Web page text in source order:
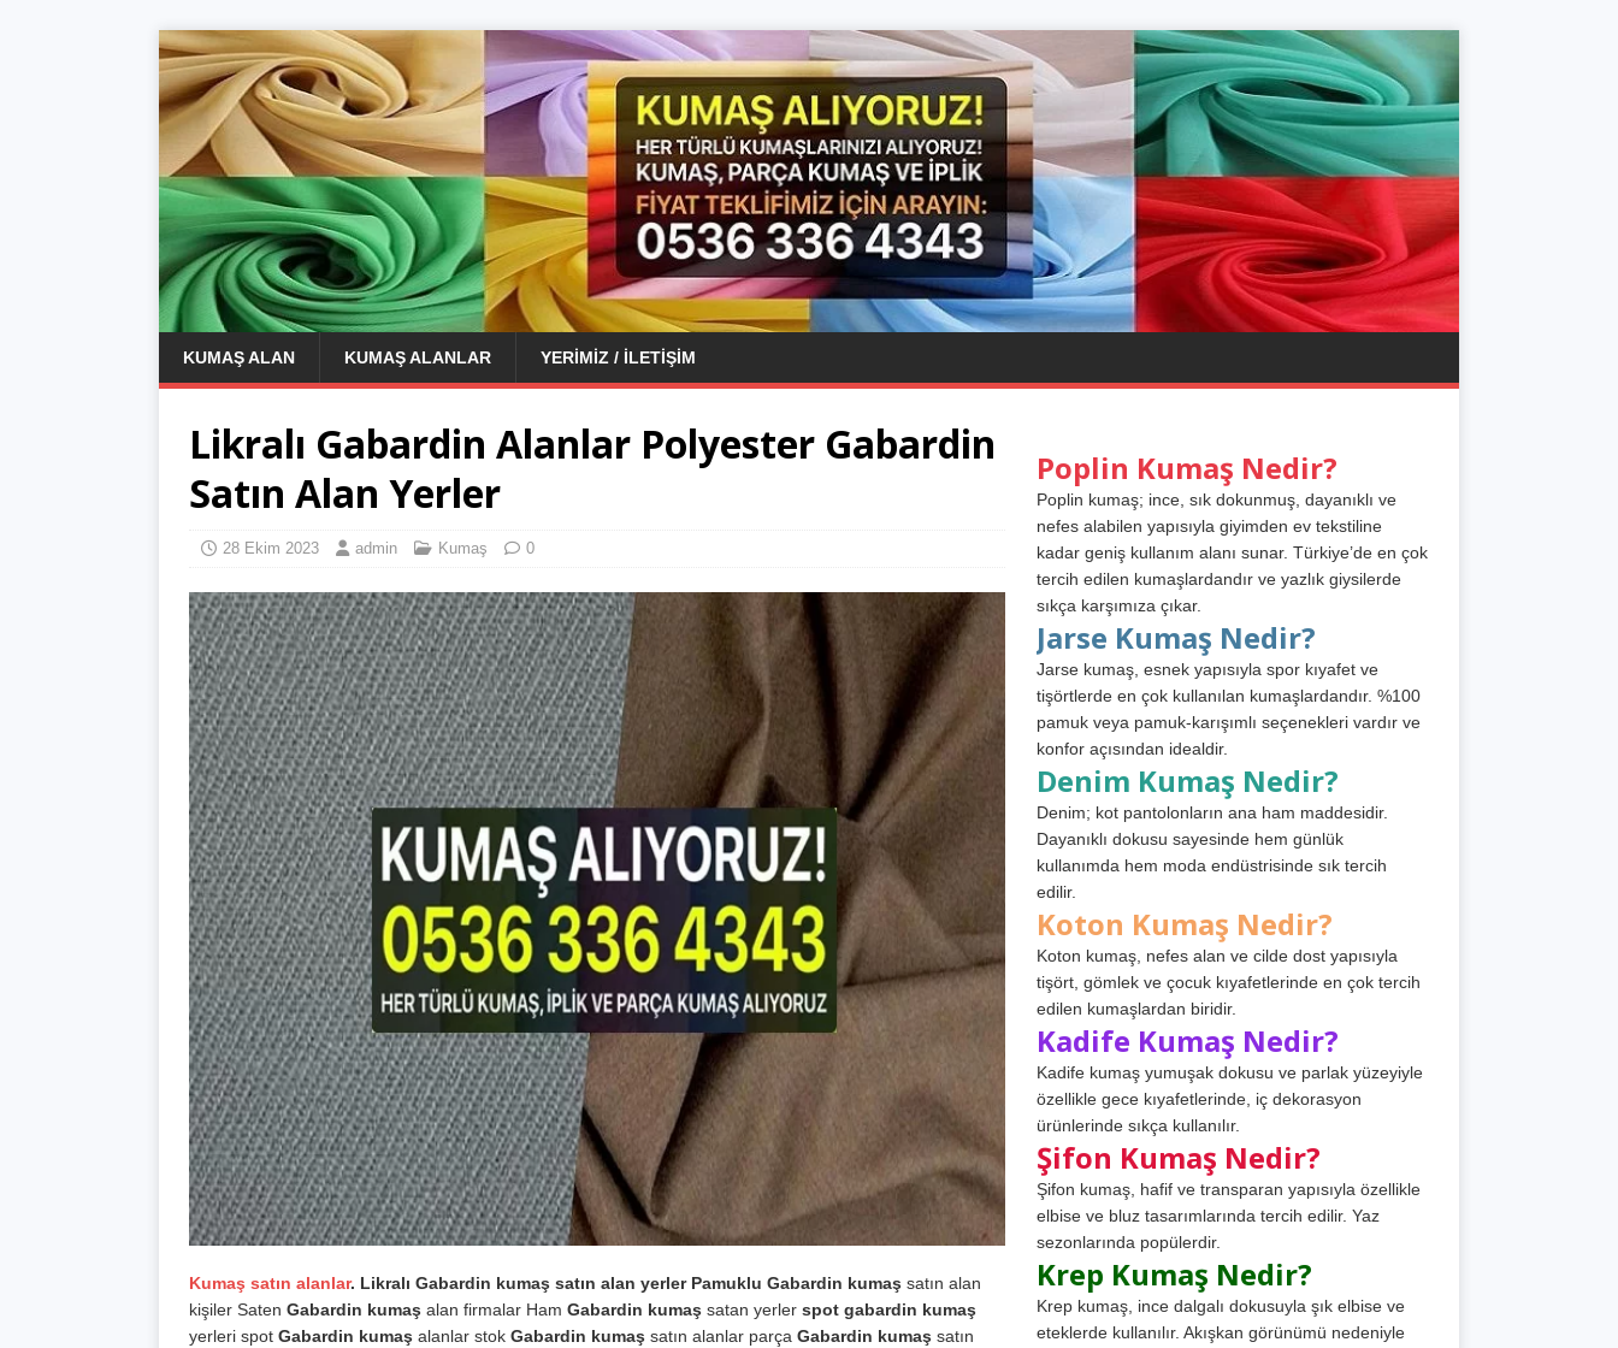
KUMAŞ ALAN KUMAŞ ALANLAR YERIMIZ / İLETIŞIM
Likralı Gabardin Alanlar Polyester Gabardin
Satın Alan Yerler
28 Ekim 2023 admin Kumaş 0
Kumaş satın alanlar. Likralı Gabardin kumaş satın alan yerler Pamuklu Gabardin kumaş satın alan
kişiler Saten Gabardin kumaş alan firmalar Ham Gabardin kumaş satan yerler spot gabardin kumaş
yerleri spot Gabardin kumaş alanlar stok Gabardin kumaş satın alanlar parça Gabardin kumaş satın
Poplin Kumaş Nedir?
Poplin kumaş; ince, sık dokunmuş, dayanıklı ve
nefes alabilen yapısıyla giyimden ev tekstiline
kadar geniş kullanım alanı sunar. Türkiye’de en çok
tercih edilen kumaşlardandır ve yazlık giysilerde
sıkça karşımıza çıkar.
Jarse Kumaş Nedir?
Jarse kumaş, esnek yapısıyla spor kıyafet ve
tişörtlerde en çok kullanılan kumaşlardandır. %100
pamuk veya pamuk-karışımlı seçenekleri vardır ve
konfor açısından idealdir.
Denim Kumaş Nedir?
Denim; kot pantolonların ana ham maddesidir.
Dayanıklı dokusu sayesinde hem günlük
kullanımda hem moda endüstrisinde sık tercih
edilir.
Koton Kumaş Nedir?
Koton kumaş, nefes alan ve cilde dost yapısıyla
tişört, gömlek ve çocuk kıyafetlerinde en çok tercih
edilen kumaşlardan biridir.
Kadife Kumaş Nedir?
Kadife kumaş yumuşak dokusu ve parlak yüzeyiyle
özellikle gece kıyafetlerinde, iç dekorasyon
ürünlerinde sıkça kullanılır.
Şifon Kumaş Nedir?
Şifon kumaş, hafif ve transparan yapısıyla özellikle
elbise ve bluz tasarımlarında tercih edilir. Yaz
sezonlarında popülerdir.
Krep Kumaş Nedir?
Krep kumaş, ince dalgalı dokusuyla şık elbise ve
eteklerde kullanılır. Akışkan görünümü nedeniyle